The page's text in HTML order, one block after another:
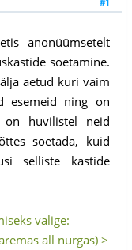
anonüümsetelt
soetamine.
aetud kuri vaim
esemeid ning on
on huvilistel neid
soetada, kuid
selliste kastide
valige:
all nurgas) >